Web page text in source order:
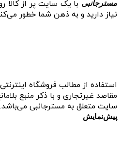
مسترجانبی با یک سایت پر از کالا
نیاز دارید و به ذهن شما خطور
استفاده از مطالب فروشگاه
مقاصد غیرتجاری و با ذکر منبع
سایت متعلق به مسترجانبی می‌باشد. Copyright © 2012 - 2026
پیش‌نمایش